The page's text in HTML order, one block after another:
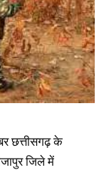
छत्तीसगढ़ के
जिले में